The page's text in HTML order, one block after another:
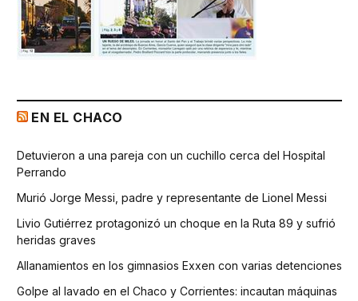
EN EL CHACO
Detuvieron a una pareja con un cuchillo cerca del Hospital
Perrando
Murió Jorge Messi, padre y representante de Lionel Messi
Livio Gutiérrez protagonizó un choque en la Ruta 89 y sufrió
heridas graves
Allanamientos en los gimnasios Exxen con varias detenciones
Golpe al lavado en el Chaco y Corrientes: incautan máquinas